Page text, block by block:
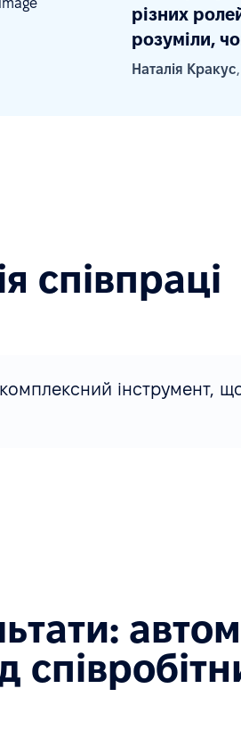
різних
розуміли,
Наталія Кракус
співпраці
інструмент,